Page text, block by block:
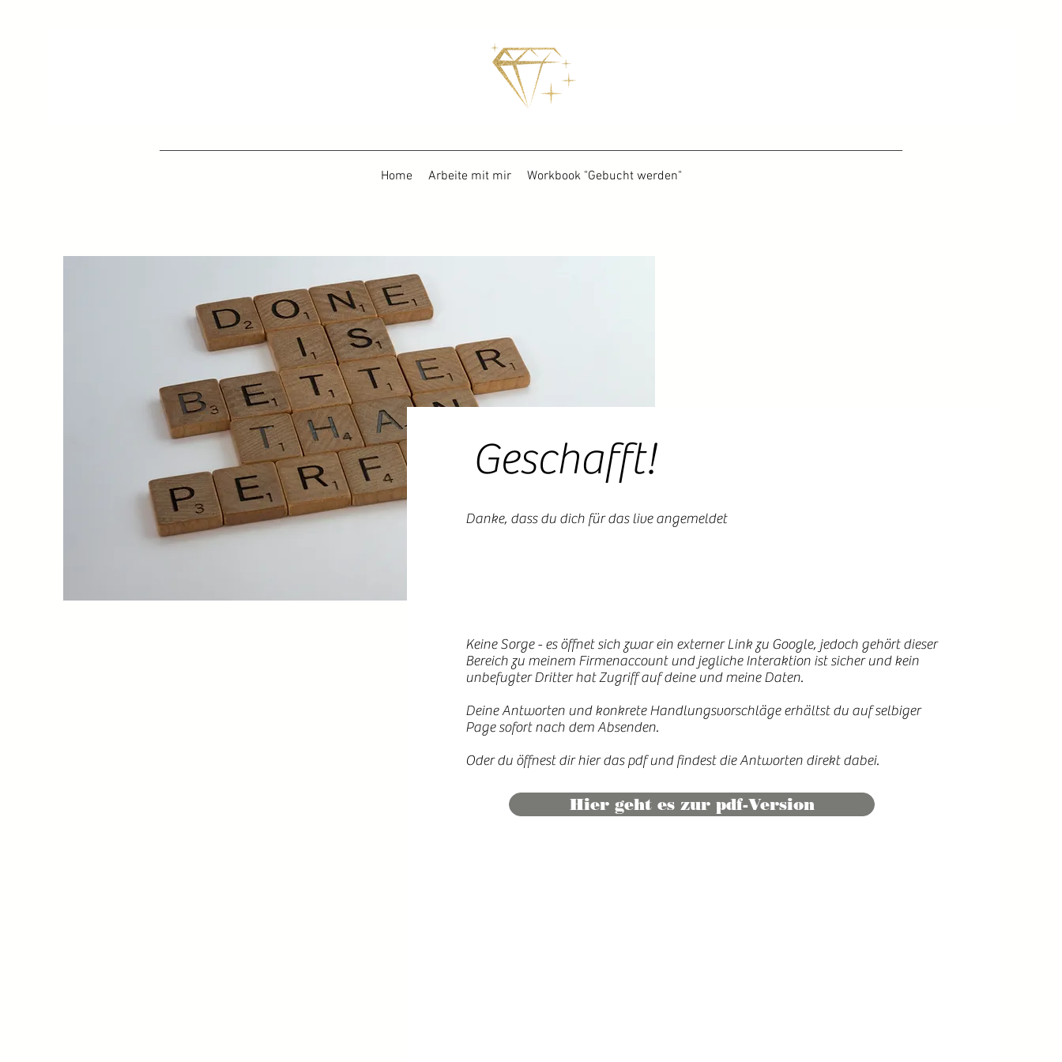
Home Arbeite mit mir Workbook "Gebucht werden"
Geschafft!
Danke, dass du dich für das live angemeldet
Keine Sorge - es öffnet sich zwar ein externer Link zu Google, jedoch gehört dieser
Bereich zu meinem Firmenaccount und jegliche Interaktion ist sicher und kein
unbefugter Dritter hat Zugriff auf deine und meine Daten.
Deine Antworten und konkrete Handlungsvorschläge erhältst du auf selbiger
Page sofort nach dem Absenden.
Oder du öffnest dir hier das pdf und findest die Antworten direkt dabei.
Hier geht es zur pdf-Version